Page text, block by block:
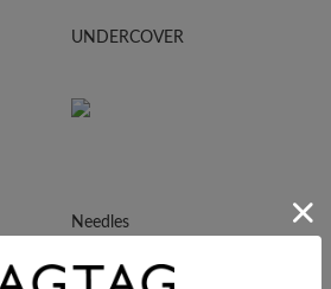
UNDERCOVER
Needles